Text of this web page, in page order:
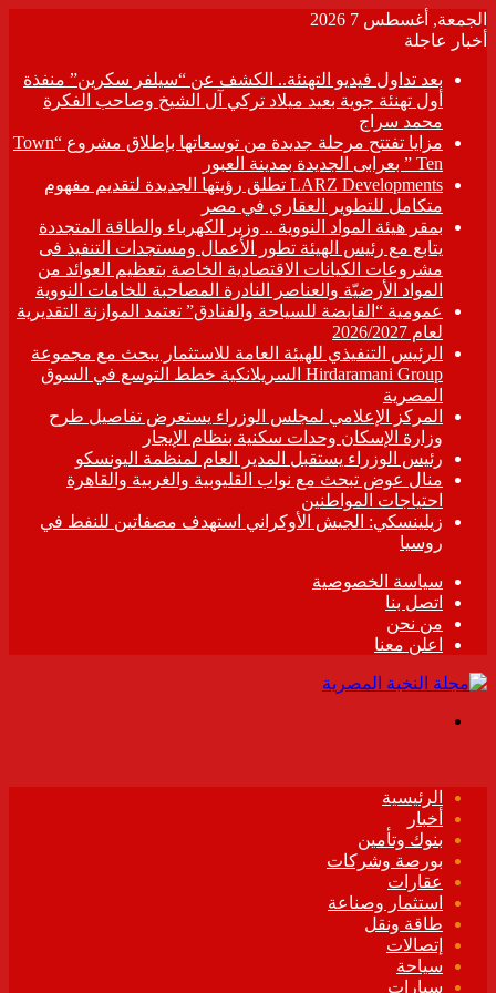
الجمعة, أغسطس 7 2026
أخبار عاجلة
بعد تداول فيديو التهنئة.. الكشف عن “سيلفر سكرين” منفذة
أول تهنئة جوية بعيد ميلاد تركي آل الشيخ وصاحب الفكرة
محمد سراج
مزايا تفتتح مرحلة جديدة من توسعاتها بإطلاق مشروع “Town
Ten ” بعرابى الجديدة بمدينة العبور
LARZ Developments تطلق رؤيتها الجديدة لتقديم مفهوم
متكامل للتطوير العقاري في مصر
بمقر هيئة المواد النووية .. وزير الكهرباء والطاقة المتجددة
يتابع مع رئيس الهيئة تطور الأعمال ومستجدات التنفيذ فى
مشروعات الكيانات الاقتصادية الخاصة بتعظيم العوائد من
المواد الأرضيّة والعناصر النادرة المصاحبة للخامات النووية
عمومية “القابضة للسياحة والفنادق” تعتمد الموازنة التقديرية
لعام 2026/2027
الرئيس التنفيذي للهيئة العامة للاستثمار يبحث مع مجموعة
Hirdaramani Group السريلانكية خطط التوسع في السوق
المصرية
المركز الإعلامي لمجلس الوزراء يستعرض تفاصيل طرح
وزارة الإسكان وحدات سكنية بنظام الإيجار
رئيس الوزراء يستقبل المدير العام لمنظمة اليونسكو
منال عوض تبحث مع نواب القليوبية والغربية والقاهرة
احتياجات المواطنين
زيلينسكي: الجيش الأوكراني استهدف مصفاتين للنفط في
روسيا
سياسة الخصوصية
اتصل بنا
من نحن
اعلن معنا
الرئيسية
أخبار
بنوك وتأمين
بورصة وشركات
عقارات
استثمار وصناعة
طاقة ونقل
إتصالات
سياحة
سيارات